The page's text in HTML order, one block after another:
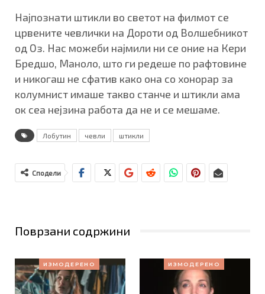
Најпознати штикли во светот на филмот се
црвените чевлички на Дороти од Волшебникот
од Оз. Нас можеби најмили ни се оние на Кери
Бредшо, Маноло, што ги редеше по рафтовине
и никогаш не сфатив како она со хонорар за
колумнист имаше такво станче и штикли ама
ок сеа нејзина работа да не и се мешаме.
Лобутин чевли штикли
Сподели
Поврзани содржини
ИЗМОДЕРЕНО ИЗМОДЕРЕНО